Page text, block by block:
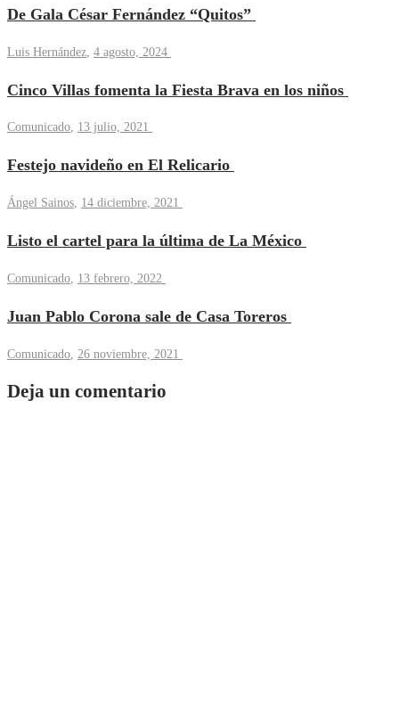
De Gala César Fernández “Quitos”
Luis Hernández 4 agosto, 2024
Cinco Villas fomenta la Fiesta Brava en los niños
Comunicado, 13 julio, 2021
Festejo navideño en El Relicario
Ángel Sainos, 14 diciembre, 2021
Listo el cartel para la última de La México
Comunicado, 13 febrero, 2022
Juan Pablo Corona sale de Casa Toreros
Comunicado, 26 noviembre, 2021
Deja un comentario